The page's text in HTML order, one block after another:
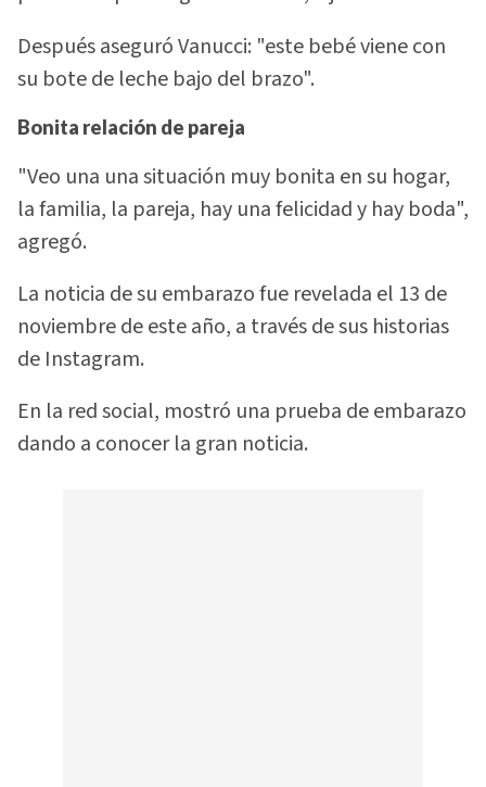
Después aseguró Vanucci: "este bebé viene con
su bote de leche bajo del brazo".
Bonita relación de pareja
"Veo una una situación muy bonita en su hogar,
la familia, la pareja, hay una felicidad y hay boda",
agregó.
La noticia de su embarazo fue revelada el 13 de
noviembre de este año, a través de sus historias
de Instagram.
En la red social, mostró una prueba de embarazo
dando a conocer la gran noticia.